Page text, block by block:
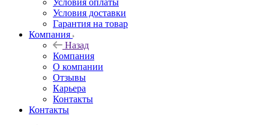
Условия оплаты
Условия доставки
Гарантия на товар
Компания
Назад
Компания
О компании
Отзывы
Карьера
Контакты
Контакты